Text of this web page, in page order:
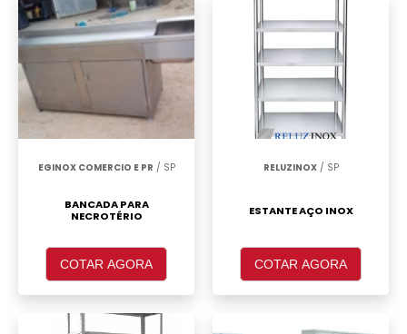
EGINOX COMERCIO E PR / SP
BANCADA PARA
NECROTÉRIO
COTAR AGORA
RELUZINOX/ SP
ESTANTE AÇO INOX
COTAR AGORA